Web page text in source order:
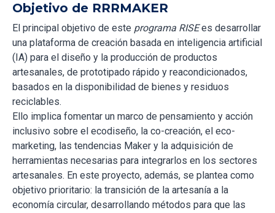
Objetivo de RRRMAKER
El principal objetivo de este programa RISEes desarrollar
una plataforma de creación basada en inteligencia artificial
(IA) para el diseño y la producción de productos
artesanales, de prototipado rápido y reacondicionados,
basados en la disponibilidad de bienes y residuos
reciclables.
Ello implica fomentar un marco de pensamiento y acción
inclusivo sobre el ecodiseño, la co-creación, el eco-
marketing, las tendencias Maker y la adquisición de
herramientas necesarias para integrarlos en los sectores
artesanales. En este proyecto, además, se plantea como
objetivo prioritario: la transición de la artesanía a la
economía circular, desarrollando métodos para que las